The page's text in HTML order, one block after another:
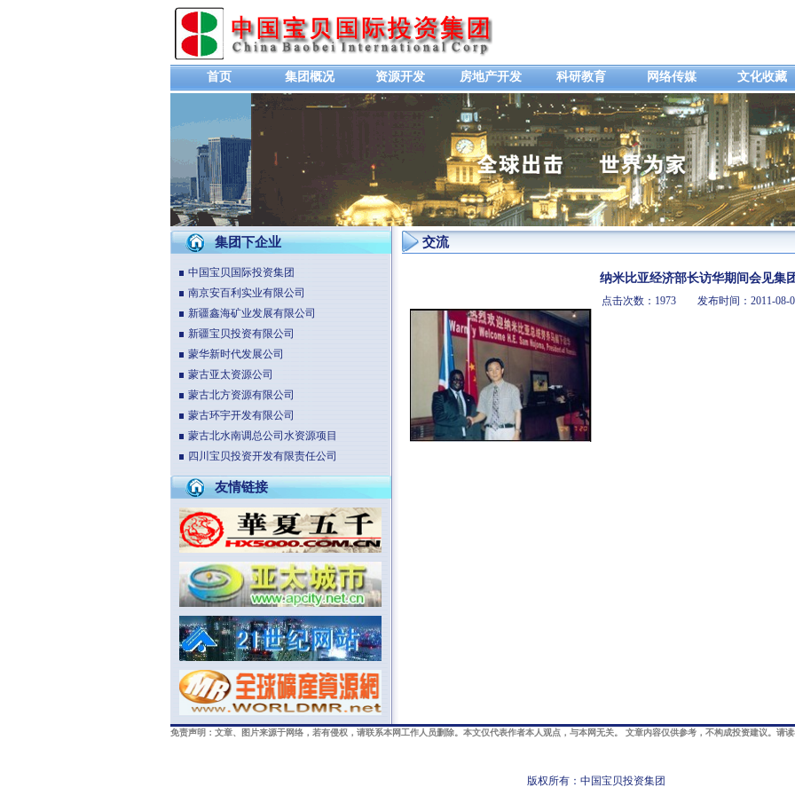
首页 集团概况 资源开发 房地产开发 科研教育 网络传媒 文化收藏
集团下企业
中国宝贝国际投资集团
南京安百利实业有限公司
新疆鑫海矿业发展有限公司
新疆宝贝投资有限公司
蒙华新时代发展公司
蒙古亚太资源公司
蒙古北方资源有限公司
蒙古环宇开发有限公司
蒙古北水南调总公司水资源项目
四川宝贝投资开发有限责任公司
友情链接
交流
纳米比亚经济部长访华期间会见集
点击次数：1973 发布时间：2011-
免责声明：文章、图片来源于网络，若有侵权，请联系本网工作人员删除。本文仅代表作者本人观点，与本网无关。 文章内容仅供参考，不构成投资建议。请读
版权所有：中国宝贝投资集团